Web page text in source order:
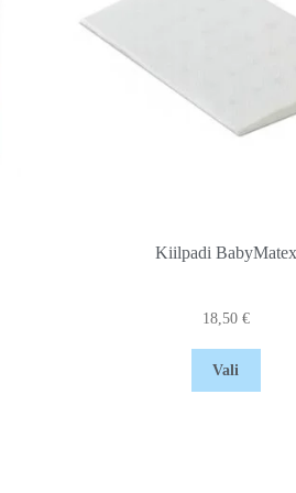
Kiilpadi BabyMatex
18,50 €
Vali